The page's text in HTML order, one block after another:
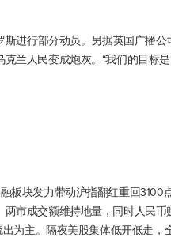
进行部分动员。另据英国广播公
兰人民变成炮灰。“我们的目标是
板块发力带动沪指翻红重回3100
市成交额维持地量，同时人民币
为主。隔夜美股集体低开低走，